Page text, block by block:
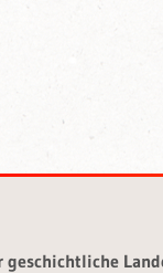
geschichtliche